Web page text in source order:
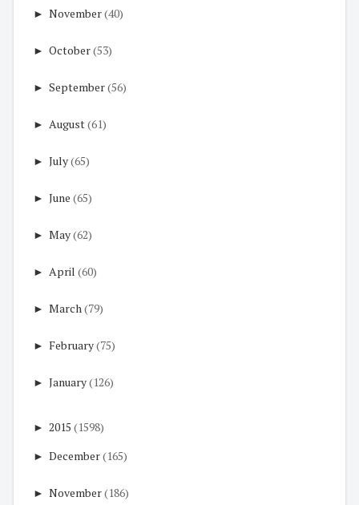
► November(40)
► October(53)
► September(56)
► August(61)
► July(65)
► June (65)
► May(62)
► April (60)
► March (79)
► February(75)
► January(126)
► 2015 (1598)
► December(165)
► November(186)